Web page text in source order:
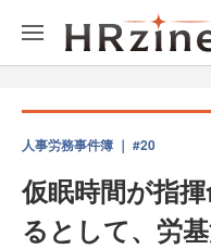
人事労務事件簿 ｜ #20
仮眠時間が指
るとして、労